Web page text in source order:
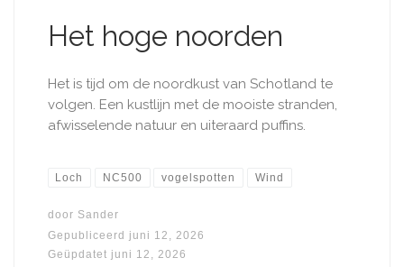
Het hoge noorden
Het is tijd om de noordkust van Schotland te
volgen. Een kustlijn met de mooiste stranden,
afwisselende natuur en uiteraard puffins.
Loch NC500 vogelspotten Wind
door Sander
Gepubliceerd juni 12, 2026
Geüpdatet juni 12, 2026